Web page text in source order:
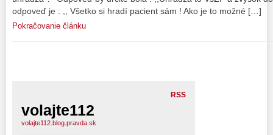
odpoveď je : ,, Všetko si hradí pacient sám ! Ako je to možné […]
Pokračovanie článku
RSS
volajte112
volajte112.blog.pravda.sk